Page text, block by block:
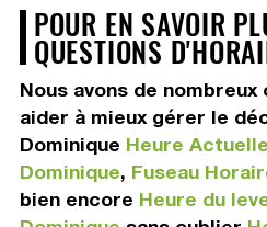
POUR EN SAVOIR
QUESTIONS
Nous avons de
aider à mieux gérer le
Dominique Heure
Dominique, Fuseau
bien encore Heure du